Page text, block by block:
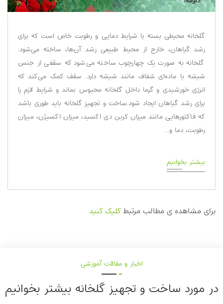
گلخانه محیطی بسته با شرایط دمایی و رطوبت خاص است که برای
رشد گیاهان، خارج از محیط طبیعی رشد آن‌ها، ساخته می‌شود.
گلخانه به صورت یک چهارچوب ساخته می‌شود که سقفی از جنس
شیشه یا ماده‌ای شفاف مانند شیشه دارد. سقف کمک می‌کند که
انرژی خورشیدی و گرما داخل گلخانه محبوس بماند و شرایط لازم را
برای رشد گیاهان ایجاد شود.ساخت و تجهیز گلخانه‌ باید طوری باشد
که فاکتور‌هایی مانند میزان کربن دی اکسید، میزان اکسیژن، میزان
رطوبت، دما و...
بیشتر بخوانیم
برای مشاهده ی مطالب مرتبطکلیک کنید
اخبار و مقالات آموزشی
در مورد ساخت و تجهیز گلخانه‌ بیشتر بخوانیم